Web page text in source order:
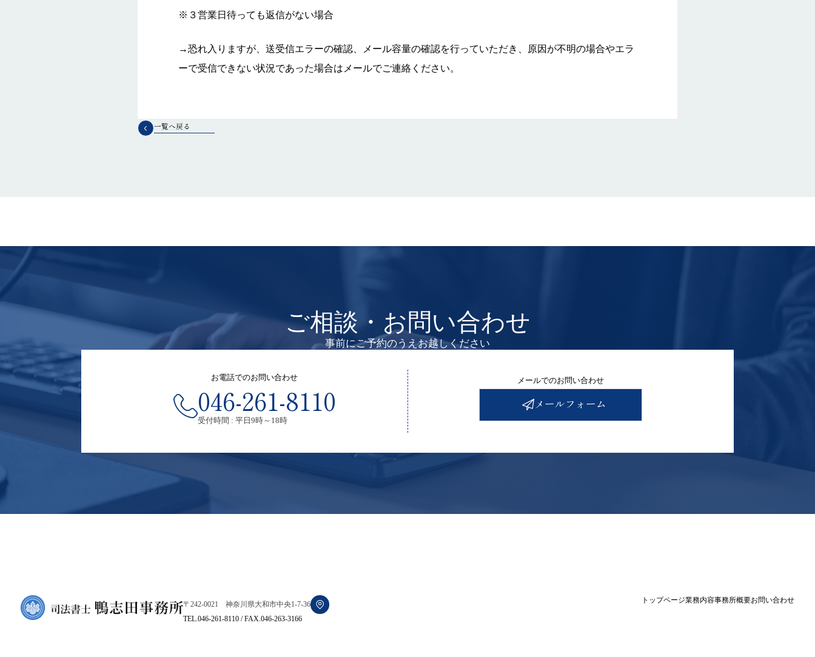
※３営業日待っても返信がない場合
→恐れ入りますが、送受信エラーの確認、メール容量の確認を行っていただき、原因が不明の場合やエラ
ーで受信できない状況であった場合はメールでご連絡ください。
一覧へ戻る
ご相談・お問い合わせ
事前にご予約のうえお越しください
お電話でのお問い合わせ
046-261-8110
受付時間 : 平日9時～18時
メールでのお問い合わせ
メールフォーム
〒242-0021 神奈川県大和市中央1-7-36
TEL.046-261-8110 / FAX.046-263-3166
トップページ業務内容事務所概要お問い合わせ